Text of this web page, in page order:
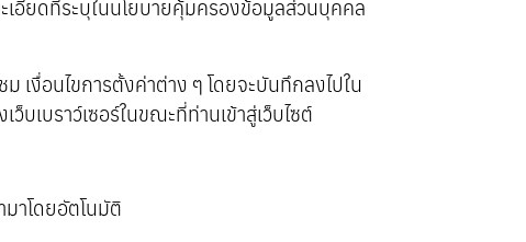
อียดที่ระบุในนโยบายคุ้มครองข้อมูลส่วนบุคคล
เงื่อนไขการตั้งค่าต่าง ๆ โดยจะบันทึกลงไปใน
บเบราว์เซอร์ในขณะที่ท่านเข้าสู่เว็บไซต์
มาโดยอัตโนมัติ